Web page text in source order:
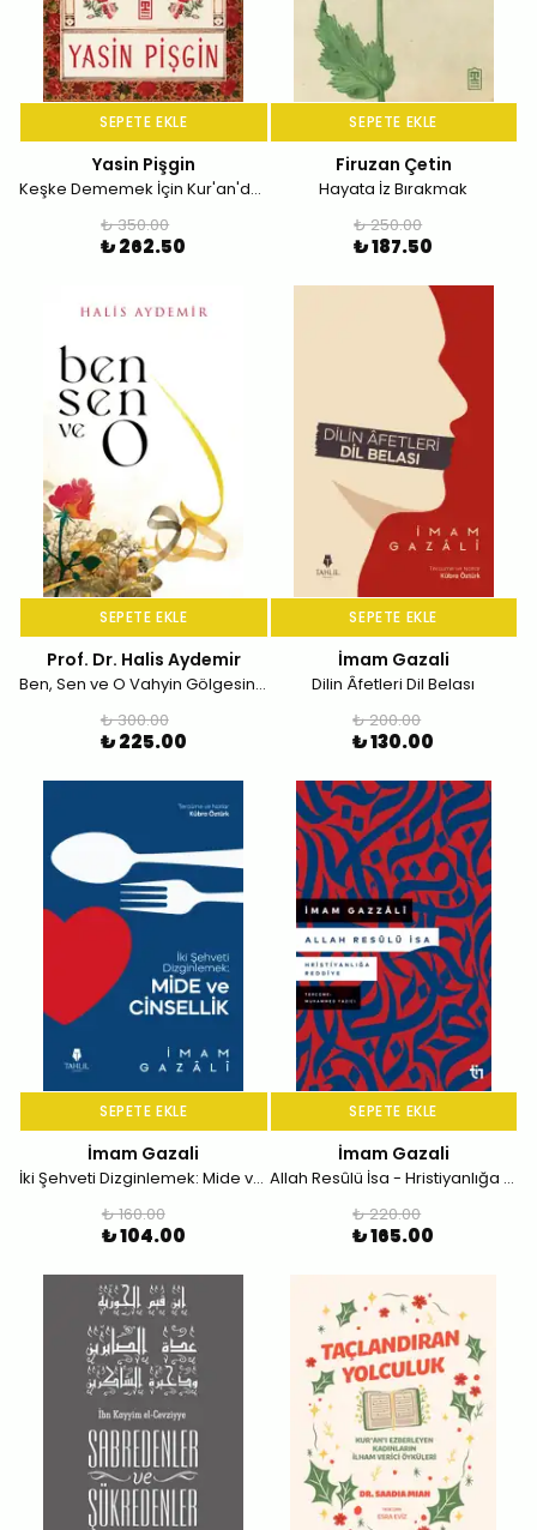
SEPETE EKLE
Yasin Pişgin
Keşke Dememek İçin Kur'an'da Keşkeler ve Keşke Diyenler
₺ 350.00
₺ 262.50
SEPETE EKLE
Firuzan Çetin
Hayata İz Bırakmak
₺ 250.00
₺ 187.50
SEPETE EKLE
Prof. Dr. Halis Aydemir
Ben, Sen ve O Vahyin Gölgesinde Düşünceler
₺ 300.00
₺ 225.00
SEPETE EKLE
İmam Gazali
Dilin Âfetleri Dil Belası
₺ 200.00
₺ 130.00
SEPETE EKLE
İmam Gazali
İki Şehveti Dizginlemek: Mide ve Cinsellik
₺ 160.00
₺ 104.00
SEPETE EKLE
İmam Gazali
Allah Resûlü İsa - Hristiyanlığa Reddiye
₺ 220.00
₺ 165.00